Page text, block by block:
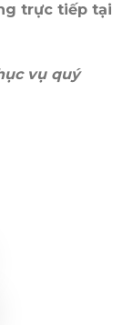
trực tiếp tại
vụ quý